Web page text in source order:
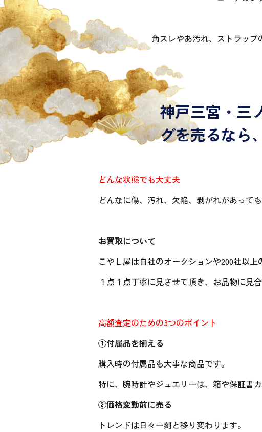
角スレやあ汚れ、ストラッ
神戸三宮・三
グを売るなら
どんな状態でも大丈夫
どんなに傷、汚れ、欠陥、剥がれがあって
お買取について
こやし屋は自社のオークションや200社以
１点１点丁寧に見させて頂き、お品物に見
高額査定のための3つのポイント
①付属品を揃える
購入時の付属品も大事な商品です。
特に、腕時計やジュエリーは、箱や保証書
②価格変動前に売る
トレンドは日々一刻と移り変わります。